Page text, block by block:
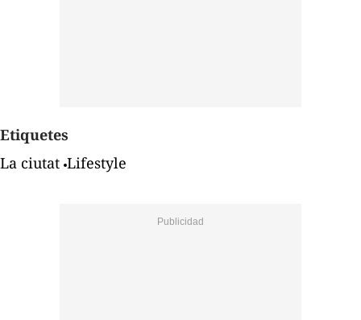
Etiquetes
La ciutat Lifestyle